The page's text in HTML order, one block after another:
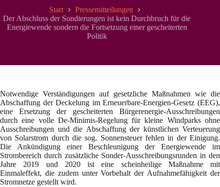
Start
Pressemitteilungen
Der Abschluss der Sondierungen ist kein Durchbruch für die
Energiewende sondern die Fortsetzung einer gescheiterten
Politik
Notwendige Verständigungen auf gesetzliche Maßnahmen wie die
Abschaffung der Deckelung im Erneuerbare-Energien-Gesetz (EEG),
eine Ersetzung der gescheiterten Bürgerenergie-Ausschreibungen
durch eine volle De-Minimis-Regelung für kleine Windparks ohne
Ausschreibungen und die Abschaffung der künstlichen Verteuerung
von Solarstrom durch die sog. Sonnensteuer fehlen in der Einigung.
Die Ankündigung einer Beschleunigung der Energiewende im
Strombereich durch zusätzliche Sonder-Ausschreibungsrunden in den
Jahre 2019 und 2020 ist eine scheinheilige Maßnahme mit
Einmaleffekt, die zudem unter Vorbehalt der Aufnahmefähigkeit der
Stromnetze gestellt wird.